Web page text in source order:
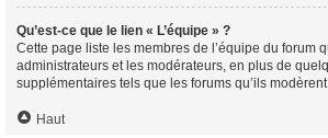
Qu’est-ce que le lien « L’équipe » ?
Cette page liste les membres de l’équipe du forum
administrateurs et les modérateurs, en plus de
supplémentaires tels que les forums qu’ils
Haut